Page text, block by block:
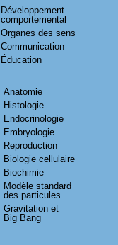
Développement
comportemental
Organes des sens
Communication
Éducation
Anatomie
Histologie
Endocrinologie
Embryologie
Reproduction
Biologie cellulaire
Biochimie
Modèle standard
des particules
Gravitation et
Big Bang